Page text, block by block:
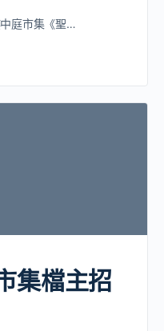
庭市集《聖…
集檔主招